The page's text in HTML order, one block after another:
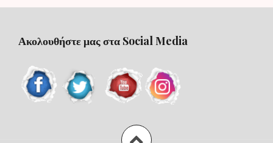
Ακολουθήστε μας στα Social Media